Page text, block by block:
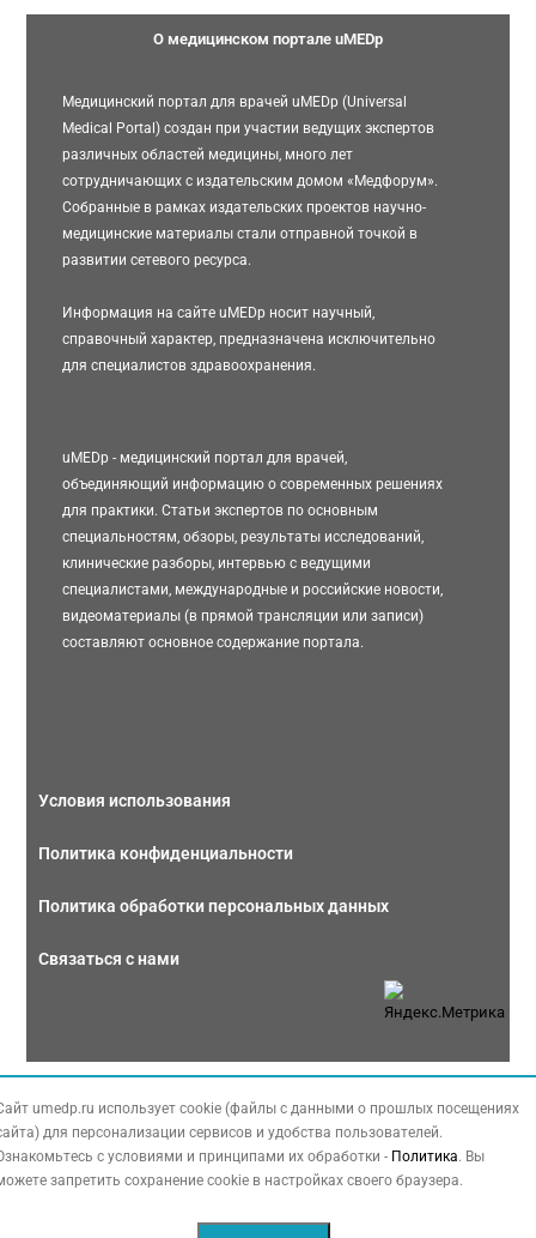
О медицинском портале uMEDp
Медицинский портал для врачей uMEDp (Universal
Medical Portal) создан при участии ведущих экспертов
различных областей медицины, много лет
сотрудничающих с издательским домом «Медфорум».
Собранные в рамках издательских проектов научно-
медицинские материалы стали отправной точкой в
развитии сетевого ресурса.
Информация на сайте uMEDp носит научный,
справочный характер, предназначена исключительно
для специалистов здравоохранения.
uMEDp - медицинский портал для врачей,
объединяющий информацию о современных решениях
для практики. Статьи экспертов по основным
специальностям, обзоры, результаты исследований,
клинические разборы, интервью с ведущими
специалистами, международные и российские новости,
видеоматериалы (в прямой трансляции или записи)
составляют основное содержание портала.
Условия использования
Политика конфиденциальности
Политика обработки персональных данных
Связаться с нами
содержит материалы, принадлежащие третьей стороне, охраняемые законом
РФ об авторских правах.
umedp.ru использует cookie (файлы с данными о прошлых посещениях
для персонализации сервисов и удобства пользователей.
с условиями и принципами их обработки - Политика. Вы
запретить сохранение cookie в настройках своего браузера.